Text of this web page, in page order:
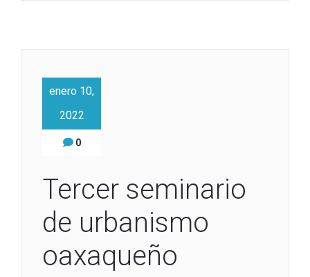
enero 10,
2022
0
Tercer seminario
de urbanismo
oaxaqueño